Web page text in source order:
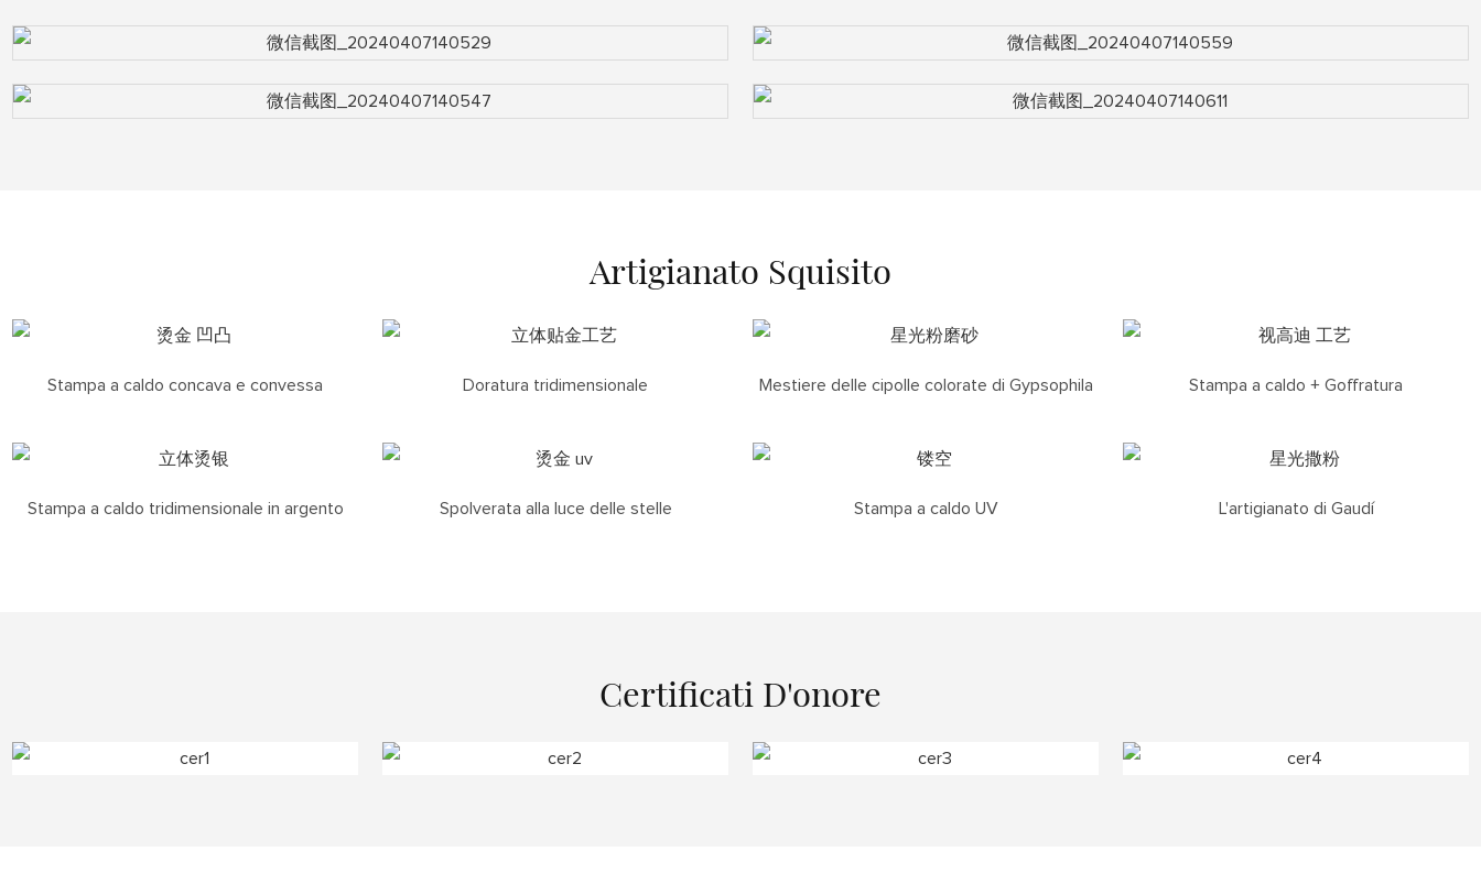
Artigianato Squisito
Stampa a caldo concava e convessa Doratura tridimensionale Mestiere delle cipolle colorate di Gypsophila Stampa a caldo + Goffratura
Stampa a caldo tridimensionale in argento Spolverata alla luce delle stelle Stampa a caldo UV L'artigianato di Gaudí
Certificati D'onore